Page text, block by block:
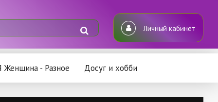
Личный кабинет
Женщина - Разное Досуг и хобби